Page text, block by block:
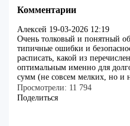
Комментарии
Алексей 19-03-2026 12:19
Очень толковый и понятный
типичные ошибки и
расписать, какой из
оптимальным именно для
сумм (не совсем мелких, но и
Просмотрели: 11 794
Поделиться